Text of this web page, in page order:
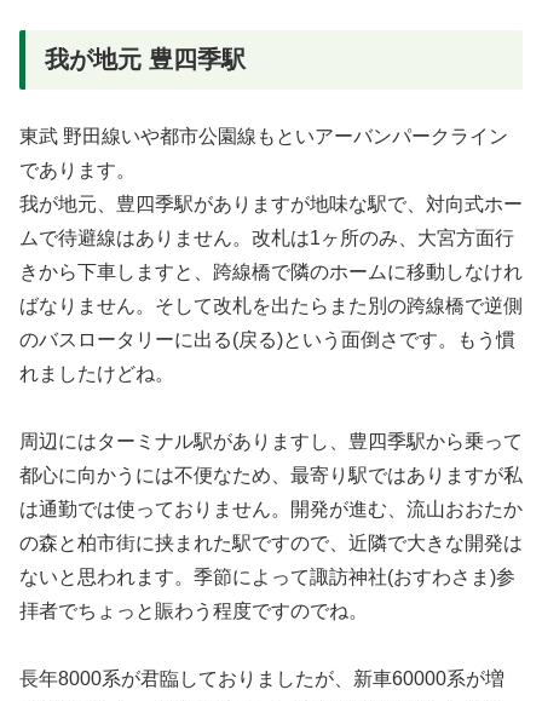
我が地元 豊四季駅
東武 野田線いや都市公園線もといアーバンパークライン
であります。
我が地元、豊四季駅がありますが地味な駅で、対向式ホー
ムで待避線はありません。改札は1ヶ所のみ、大宮方面行
きから下車しますと、跨線橋で隣のホームに移動しなけれ
ばなりません。そして改札を出たらまた別の跨線橋で逆側
のバスロータリーに出る(戻る)という面倒さです。もう慣
れましたけどね。
周辺にはターミナル駅がありますし、豊四季駅から乗って
都心に向かうには不便なため、最寄り駅ではありますが私
は通勤では使っておりません。開発が進む、流山おおたか
の森と柏市街に挟まれた駅ですので、近隣で大きな開発は
ないと思われます。季節によって諏訪神社(おすわさま)参
拝者でちょっと賑わう程度ですのでね。
長年8000系が君臨しておりましたが、新車60000系が増